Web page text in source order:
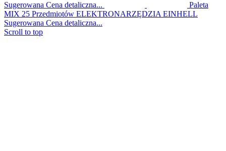
Sugerowana Cena detaliczna...
Paleta
MIX 25 Przedmiotów ELEKTRONARZĘDZIA EINHELL
Sugerowana Cena detaliczna...
Scroll to top